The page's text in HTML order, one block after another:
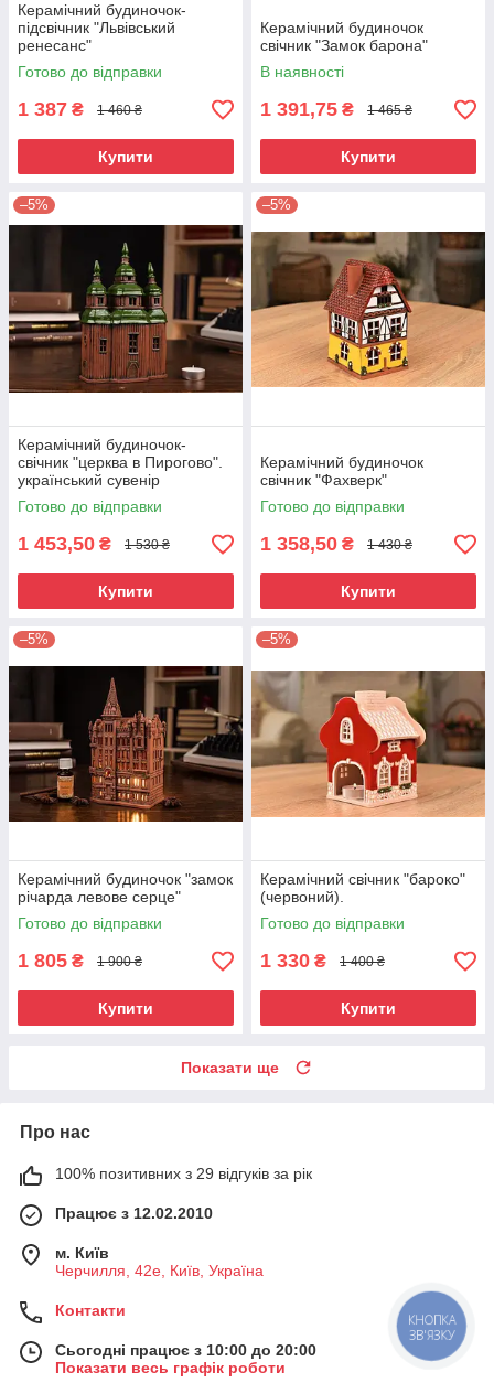
Керамічний будиночок-
підсвічник "Львівський
ренесанс"
Готово до відправки
1 387 ₴ 1 460 ₴
Купити
Керамічний будиночок
свічник "Замок барона"
В наявності
1 391,75 ₴ 1 465 ₴
Купити
–5%
Керамічний будиночок-
свічник "церква в Пирогово".
український сувенір
Готово до відправки
1 453,50 ₴ 1 530 ₴
Купити
–5%
Керамічний будиночок
свічник "Фахверк"
Готово до відправки
1 358,50 ₴ 1 430 ₴
Купити
–5%
Керамічний будиночок "замок
річарда левове серце"
Готово до відправки
1 805 ₴ 1 900 ₴
Купити
–5%
Керамічний свічник "бароко"
(червоний).
Готово до відправки
1 330 ₴ 1 400 ₴
Купити
Показати ще
Про нас
100% позитивних з 29 відгуків за рік
Працює з 12.02.2010
м. Київ
Черчилля, 42е, Київ, Україна
Контакти
Сьогодні працює з 10:00 до 20:00
Показати весь графік роботи
КНОПКА
ЗВ'ЯЗКУ